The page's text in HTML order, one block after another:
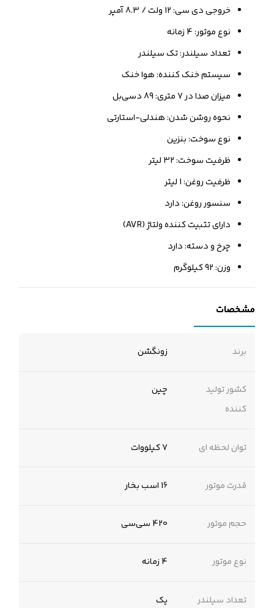
خروجی دی سی: 12 ولت / 8.3 آمپر
نوع موتور: 4 زمانه
تعداد سیلندر: تک سیلندر
سیستم خنک کننده: هوا خنک
میزان صدا در 7 متری: 89 دسی‌بل
نحوه روشن شدن: هندلی-استارتی
نوع سوخت: بنزین
ظرفیت سوخت: 32 لیتر
ظرفیت روغن: 1 لیتر
سنسور روغن: دارد
دارای تثبیت کننده ولتاژ (AVR)
چرخ و دسته: دارد
وزن: 92 کیلوگرم
مشخصات
برند زونگشن
کشور تولید
کننده
چین
توان لحظه ای 7 کیلووات
قدرت موتور 16 اسب بخار
حجم موتور 420 سی‌سی
نوع موتور 4 زمانه
تعداد سیلندر یک